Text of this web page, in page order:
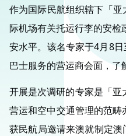
作为国际民航组织辖下「
际机场有关托运行李的安
安水平。该名专家于4月8
巴士服务的营运商会面，了
开展是次调研的专家是「
营运和空中交通管理的范
获民航局邀请来澳就制定